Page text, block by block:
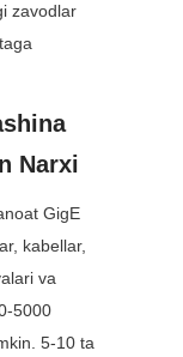
zavodlar
Narxi
GigE
kabellar,
va
5000
5-10 ta